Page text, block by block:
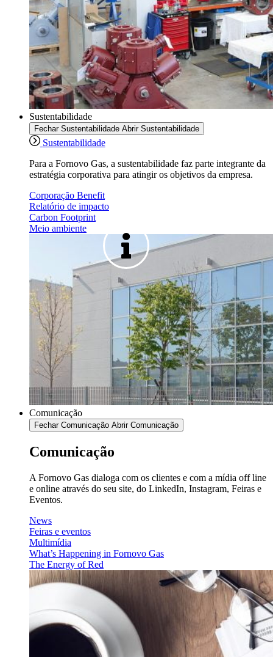
Sustentabilidade
Fechar Sustentabilidade Abrir Sustentabilidade
Sustentabilidade
Para a Fornovo Gas, a sustentabilidade faz parte integrante da
estratégia corporativa para atingir os objetivos da empresa.
Corporação Benefit
Relatório de impacto
Carbon Footprint
Meio ambiente
Comunicação
Fechar Comunicação Abrir Comunicação
Comunicação
A Fornovo Gas dialoga com os clientes e com a mídia off line
e online através do seu site, do LinkedIn, Instagram, Feiras e
Eventos.
News
Feiras e eventos
Multimídia
What’s Happening in Fornovo Gas
The Energy of Red